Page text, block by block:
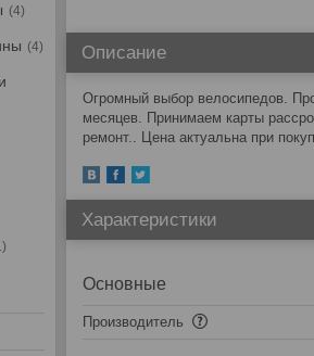
Описание
Огромный выбор велосипедов.
месяцев. Принимаем карты
ремонт.. Цена актуальна при
Характеристики
Основные
Производитель
4
4